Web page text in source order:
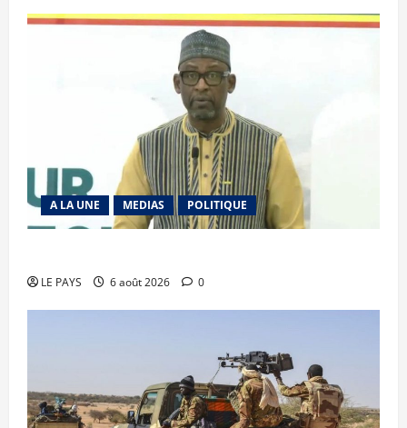
A LA UNE MEDIAS POLITIQUE
LE PAYS 6 août 2026 0